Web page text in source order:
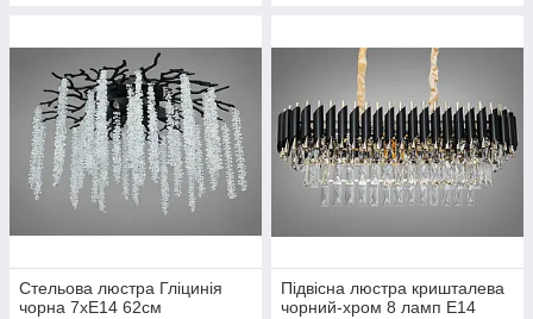
Стельова люстра Гліцинія
чорна 7xE14 62см
Підвісна люстра кришталева
чорний-хром 8 ламп E14